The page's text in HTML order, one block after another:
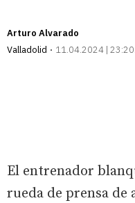
Arturo Alvarado
Valladolid
11.04.2024 | 23:20
El entrenador
rueda de prensa de